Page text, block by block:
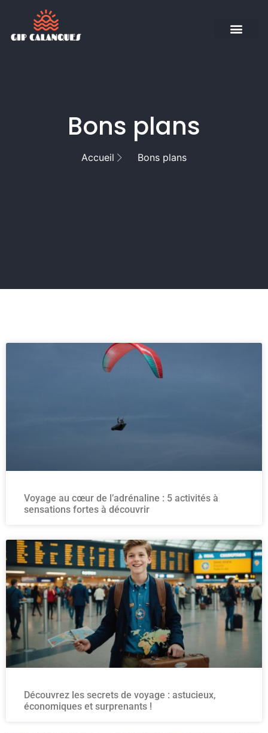
Bons plans
Accueil Bons plans
Voyage au cœur de l’adrénaline : 5 activités à
sensations fortes à découvrir
Découvrez les secrets de voyage : astucieux,
économiques et surprenants !